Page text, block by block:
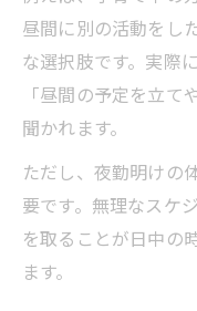
昼間に別の活動をし
な選択肢です。実際
「昼間の予定を立て
聞かれます。
ただし、夜勤明けの
要です。無理なスケ
を取ることが日中の
ます。